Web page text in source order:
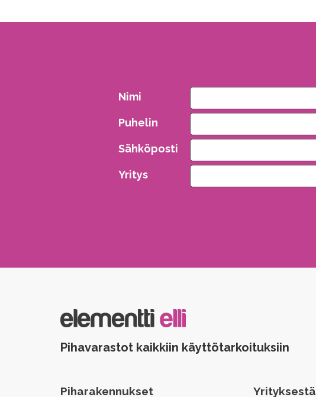
Nimi
Puhelin
Sähköposti
Yritys
Pihavarastot kaikkiin käyttötarkoituksiin
Piharakennukset Yrityksestä